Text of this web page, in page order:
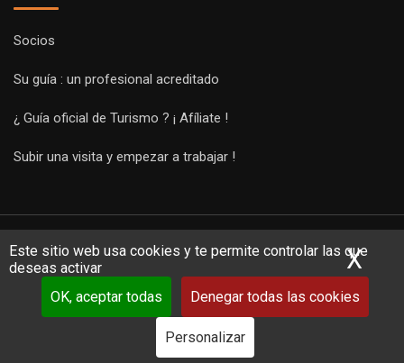
Este sitio web usa cookies y te permite controlar las que
deseas activar
OK, aceptar todas
Denegar todas las cookies
Personalizar
X
Socios
Su guía : un profesional acreditado
¿ Guía oficial de Turismo ? ¡ Afíliate !
Subir una visita y empezar a trabajar !
Copyright Guides 2021. Tous droits réservés.
Développement
web sur mesurepar iSoluce